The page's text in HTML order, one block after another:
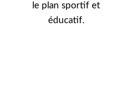
le plan sportif et
éducatif.